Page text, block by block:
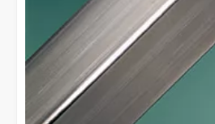
В современном производстве и